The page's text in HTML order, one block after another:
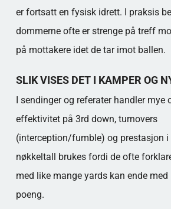
er fortsatt en fysisk idrett. I praksis
dommerne ofte er strenge på treff
på mottakere idet de tar imot ballen.
SLIK VISES DET I KAMPER OG
I sendinger og referater handler mye
effektivitet på 3rd down, turnovers
(interception/fumble) og prestasjon i
nøkkeltall brukes fordi de ofte
med like mange yards kan ende
poeng.